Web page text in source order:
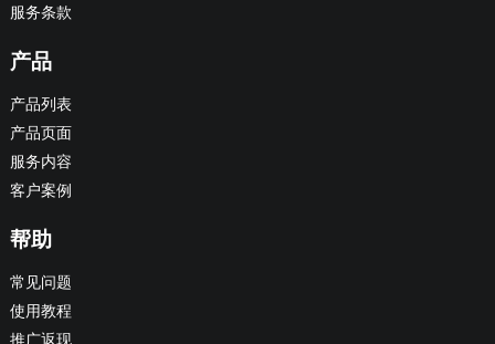
服务条款
产品
产品列表
产品页面
服务内容
客户案例
帮助
常见问题
使用教程
推广返现